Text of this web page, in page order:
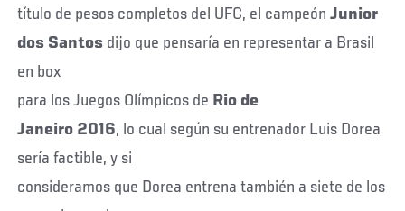
título de pesos completos del UFC, el campeónJunior
dos Santos dijo que pensaría en representar a Brasil
en box
para los Juegos Olímpicos de Rio de
Janeiro 2016, lo cual según su entrenador Luis Dorea
sería factible, y si
consideramos que Dorea entrena también a siete de los